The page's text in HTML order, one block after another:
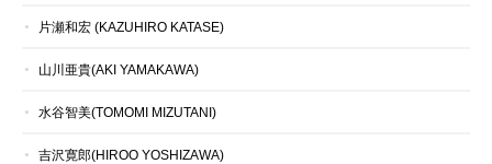
片瀬和宏 (KAZUHIRO KATASE)
山川亜貴(AKI YAMAKAWA)
水谷智美(TOMOMI MIZUTANI)
吉沢寛郎(HIROO YOSHIZAWA)